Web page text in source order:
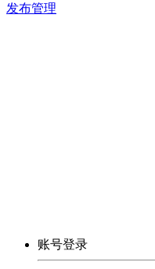
发布管理
账号登录